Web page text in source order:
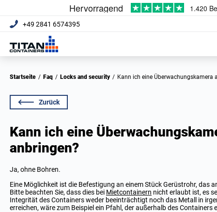
+49 2841 6574395
Startseite / Faq / Locks and security / Kann ich eine
Zurück
Kann ich eine
anbringen?
Ja, ohne Bohren.
Eine Möglichkeit ist die Befestigung an einem Stück Gerüstrohr, das
Bitte beachten Sie, dass dies bei Mietcontainern nicht erlaubt ist, es
Integrität des Containers weder beeinträchtigt noch das Metall in
erreichen, wäre zum Beispiel ein Pfahl, der außerhalb des Containers